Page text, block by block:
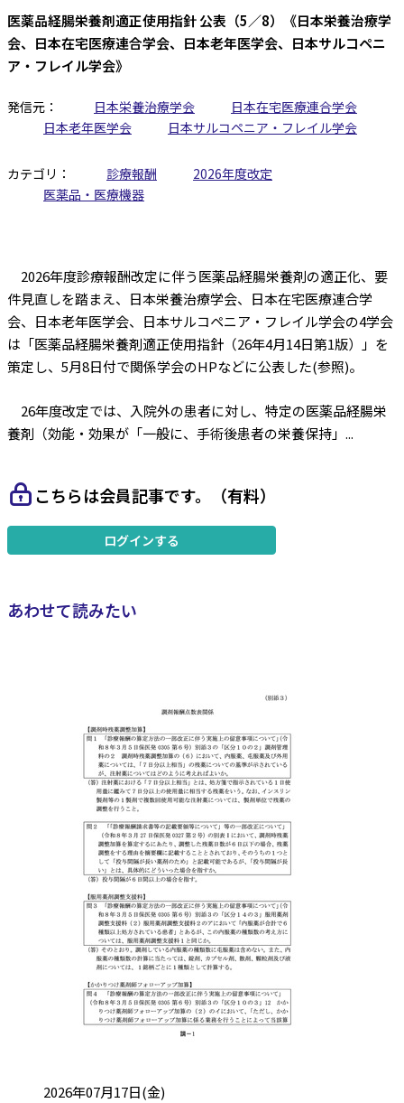
医薬品経腸栄養剤適正使用指針 公表（5／8）《日本栄養治療学
会、日本在宅医療連合学会、日本老年医学会、日本サルコペニ
ア・フレイル学会》
発信元： 日本栄養治療学会
日本在宅医療連合学会
日本老年医学会
日本サルコペニア・フレイル学会
カテゴリ： 診療報酬
2026年度改定
医薬品・医療機器
2026年度診療報酬改定に伴う医薬品経腸栄養剤の適正化、要
件見直しを踏まえ、日本栄養治療学会、日本在宅医療連合学
会、日本老年医学会、日本サルコペニア・フレイル学会の4学会
は「医薬品経腸栄養剤適正使用指針（26年4月14日第1版）」を
策定し、5月8日付で関係学会のHPなどに公表した(参照)。
26年度改定では、入院外の患者に対し、特定の医薬品経腸栄
養剤（効能・効果が「一般に、手術後患者の栄養保持」...
こちらは会員記事です。（有料）
ログインする
あわせて読みたい
投稿日:2026年07月17日(金)